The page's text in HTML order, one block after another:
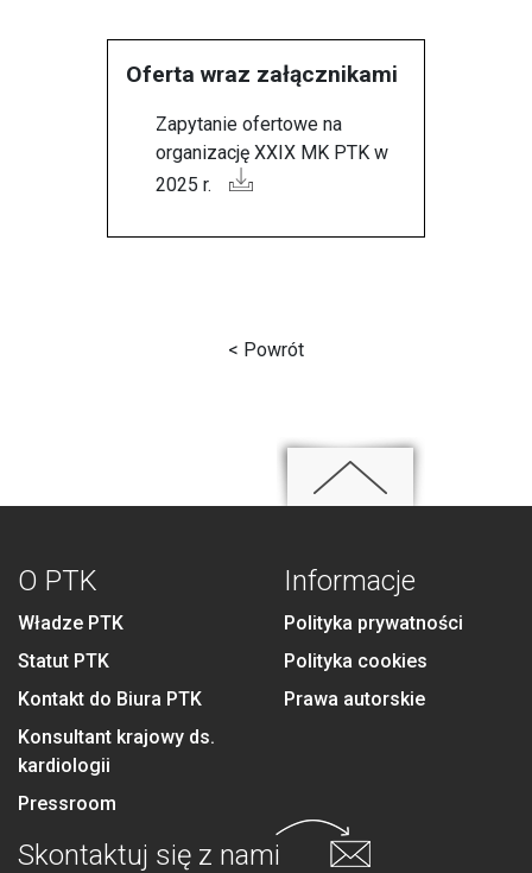
Oferta wraz załącznikami
Zapytanie ofertowe na
organizację XXIX MK PTK w
2025 r.
< Powrót
O PTK
Władze PTK
Statut PTK
Kontakt do Biura PTK
Konsultant krajowy ds.
kardiologii
Pressroom
Informacje
Polityka prywatności
Polityka cookies
Prawa autorskie
Skontaktuj się z nami